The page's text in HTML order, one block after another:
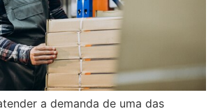
a demanda de uma das